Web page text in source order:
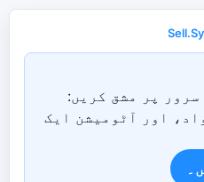
پر مشق کریں:
اور آٹومیشن ایک